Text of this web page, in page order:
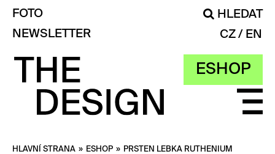
ESHOP
FOTO
HLEDAT
NEWSLETTER
CZ EN
HLAVNÍ STRANA » ESHOP » PRSTEN LEBKA RUTHENIUM